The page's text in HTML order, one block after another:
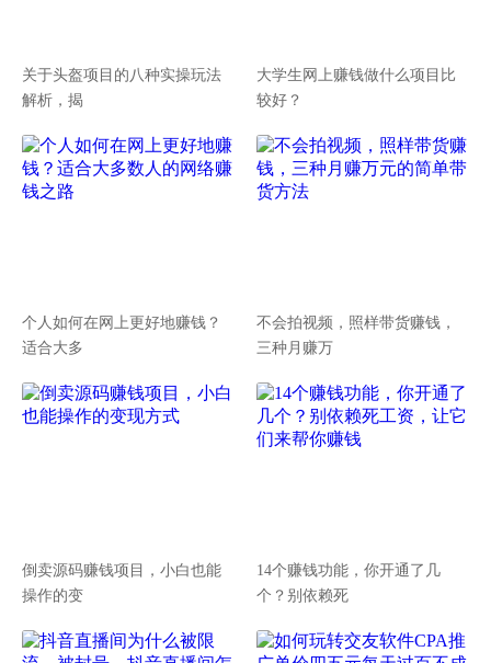
关于头盔项目的八种实操玩法
解析，揭
大学生网上赚钱做什么项目比
较好？
个人如何在网上更好地赚钱？
适合大多
不会拍视频，照样带货赚钱，
三种月赚万
倒卖源码赚钱项目，小白也能
操作的变
14个赚钱功能，你开通了几
个？别依赖死